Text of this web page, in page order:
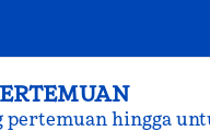
pertemuan hingga